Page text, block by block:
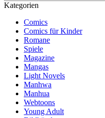
Kategorien
Comics
Comics für Kinder
Romane
Spiele
Magazine
Mangas
Light Novels
Manhwa
Manhua
Webtoons
Young Adult